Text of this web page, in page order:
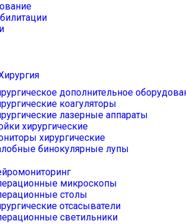
дополнительное
коагуляторы
лазерные аппараты
хирургические
хирургические
бинокулярные лупы
микроскопы
столы
отсасыватели
светильники